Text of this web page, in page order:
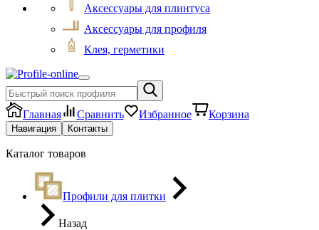
Аксессуары для плинтуса
Аксессуары для профиля
Клея, герметики
Главная Сравнить Избранное Корзина
Навигация Контакты
Каталог товаров
Профили для плитки
Назад